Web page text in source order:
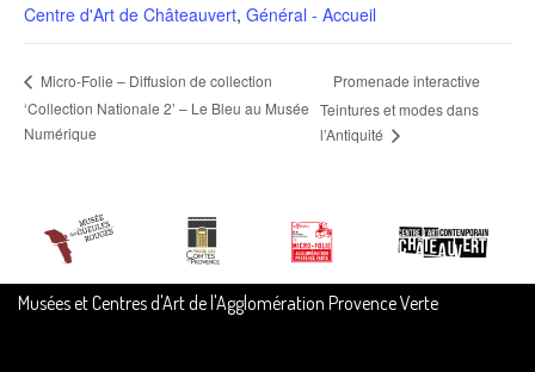
Centre d'Art de Châteauvert, Général - Accueil
Micro-Folie – Diffusion de collection
‘Collection Nationale 2’ – Le Bleu au Musée
Numérique
Promenade interactive
Teintures et modes dans
l’Antiquité
Musées et Centres d'Art de l'Agglomération Provence Verte